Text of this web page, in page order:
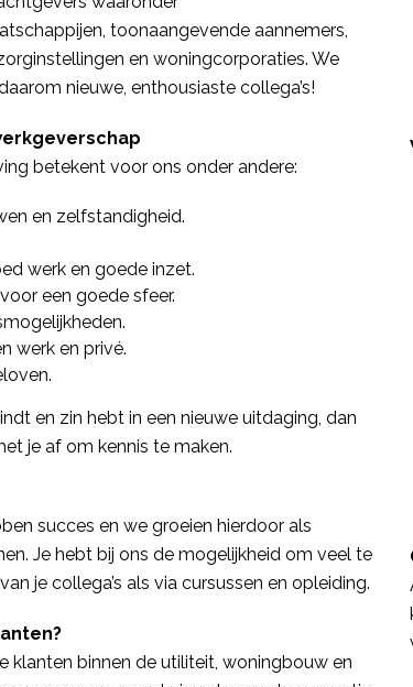
toonaangevende aannemers,
en woningcorporaties. We
nieuwe, enthousiaste collega’s!
betekent voor ons onder andere:
en zelfstandigheid.
werk en goede inzet.
een goede sfeer.
werk en privé.
en zin hebt in een nieuwe uitdaging, dan
je af om kennis te maken.
succes en we groeien hierdoor als
Je hebt bij ons de mogelijkheid om veel te
je collega’s als via cursussen en opleiding.
klanten binnen de utiliteit, woningbouw en